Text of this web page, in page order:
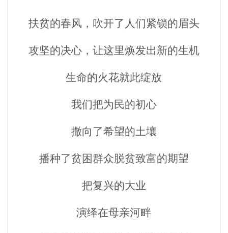
扶贫的春风，吹开了人们紧锁的眉头
攻坚的决心，让这里焕发出新的生机
生命的火花就此绽放
我们把为民的初心
撒向了希望的土壤
播种了贫困群众脱贫致富的期望
把复兴的大业
演绎在母亲河畔